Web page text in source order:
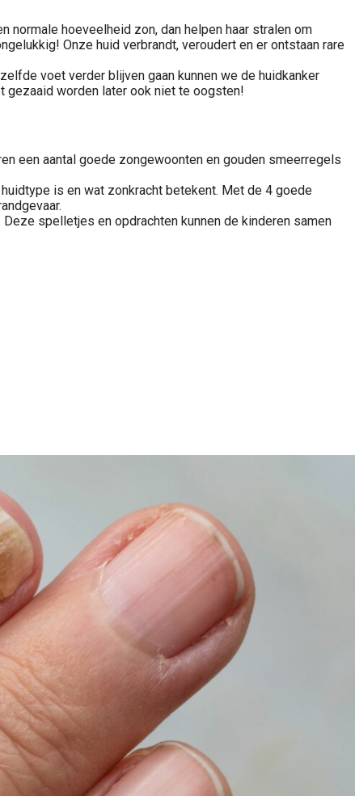
normale hoeveelheid zon, dan helpen haar stralen om
Onze huid verbrandt, veroudert en er ontstaan rare
voet verder blijven gaan kunnen we de huidkanker
gezaaid worden later ook niet te oogsten!
een aantal goede zongewoonten en gouden smeerregels
is en wat zonkracht betekent. Met de 4 goede
spelletjes en opdrachten kunnen de kinderen samen